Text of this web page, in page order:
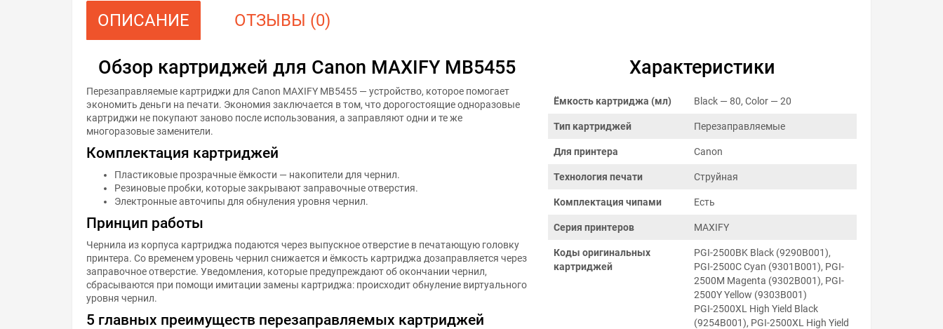
ОПИСАНИЕ ОТЗЫВЫ (0)
Обзор картриджей для Canon MAXIFY MB5455
Перезаправляемые картриджи для Canon MAXIFY MB5455 — устройство, которое помогает
экономить деньги на печати. Экономия заключается в том, что дорогостоящие одноразовые
картриджи не покупают заново после использования, а заправляют одни и те же
многоразовые заменители.
Комплектация картриджей
Пластиковые прозрачные ёмкости — накопители для чернил.
Резиновые пробки, которые закрывают заправочные отверстия.
Электронные авточипы для обнуления уровня чернил.
Принцип работы
Чернила из корпуса картриджа подаются через выпускное отверстие в печатающую головку
принтера. Со временем уровень чернил снижается и ёмкость картриджа дозаправляется через
заправочное отверстие. Уведомления, которые предупреждают об окончании чернил,
сбрасываются при помощи имитации замены картриджа: происходит обнуление виртуального
уровня чернил.
5 главных преимуществ перезаправляемых картриджей
Характеристики
Ёмкость картриджа (мл) Black — 80, Color — 20
Тип картриджей Перезаправляемые
Для принтера Canon
Технология печати Струйная
Комплектация чипами Есть
Серия принтеров MAXIFY
Коды оригинальных
картриджей
PGI-2500BK Black (9290B001),
PGI-2500C Cyan (9301B001), PGI-
2500M Magenta (9302B001), PGI-
2500Y Yellow (9303B001)
PGI-2500XL High Yield Black
(9254B001), PGI-2500XL High Yield